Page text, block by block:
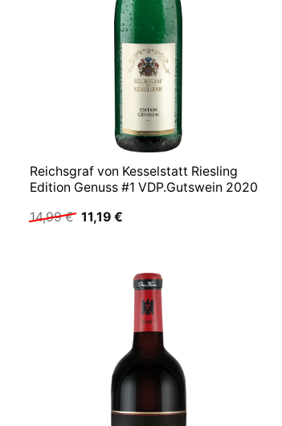
Reichsgraf von Kesselstatt Riesling
Edition Genuss #1 VDP.Gutswein 2020
14,99€ Ursprünglicher
Preis
11,19€